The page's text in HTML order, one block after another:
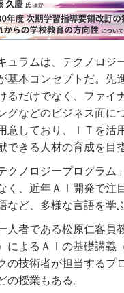
ュラムは、テクノロジ
基本コンセプトだ。先
るだけでなく、ファイ
グなどのビジネス面に
意しており、ＩＴを活
できる人材の育成を目
クノロジープログラム
く、近年ＡＩ開発で注
など、多様な言語を学
人者である松原仁客員
によるＡＩの基礎講義
の技術者が担当するプ
の授業もある。